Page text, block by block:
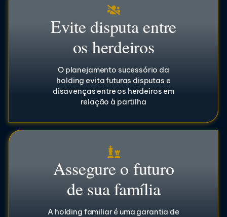
Evite disputa entre
os herdeiros
O planejamento sucessório da
holding evita futuras disputas e
disavenças entre os herdeiros em
relação à partilha
Assegure o futuro
de sua família
A holding familiar é uma garantia de